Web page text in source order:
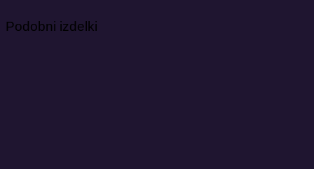
Podobni izdelki